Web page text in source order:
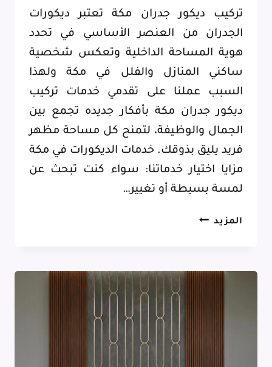
تركيب ديكور جدران مكة تعتبر ديكورات
الجدران من العنصر الأساسي في تحدد
هوية المساحة الداخلية وتعكس شخصية
ساكني المنازل والفلل في مكة ولهذا
السبب عملنا على تقدمي خدمات تركيب
ديكور جدران مكة بأفكار جديده تجمع بين
الجمال والوظيفة، لتمنح كل مساحة مظهر
فريد يليق بذوقك. خدمات الديكورات في مكة
مزايا اختيار خدماتنا: سواء كنت تبحث عن
لمسة بسيطة أو تغيير…
المزيدتركيب
تصميمات